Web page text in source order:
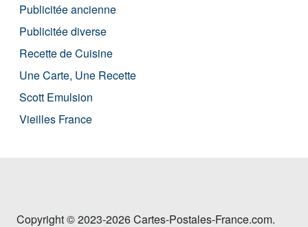
Publicitée ancienne
Publicitée diverse
Recette de Cuisine
Une Carte, Une Recette
Scott Emulsion
Vieilles France
Copyright © 2023-2026 Cartes-Postales-France.com.